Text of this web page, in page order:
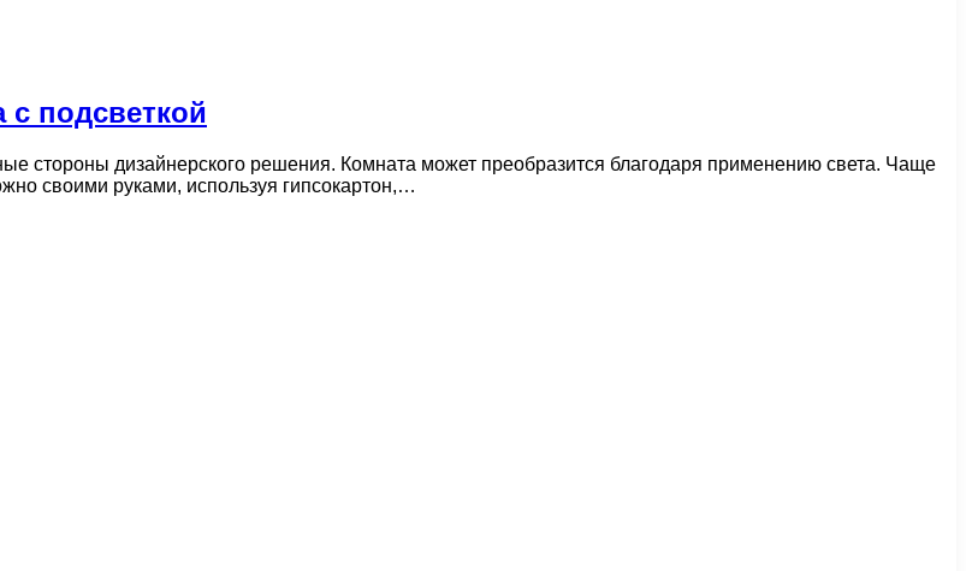
с подсветкой
стороны дизайнерского решения. Комната может преобразится благодаря применению света. Чаще
своими руками, используя гипсокартон,…